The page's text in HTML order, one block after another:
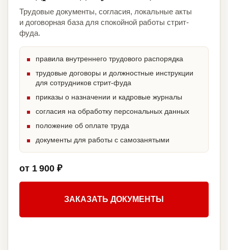
Трудовые документы, согласия, локальные акты
и договорная база для спокойной работы стрит-
фуда.
правила внутреннего трудового распорядка
трудовые договоры и должностные инструкции
для сотрудников стрит-фуда
приказы о назначении и кадровые журналы
согласия на обработку персональных данных
положение об оплате труда
документы для работы с самозанятыми
от 1 900 ₽
ЗАКАЗАТЬ ДОКУМЕНТЫ